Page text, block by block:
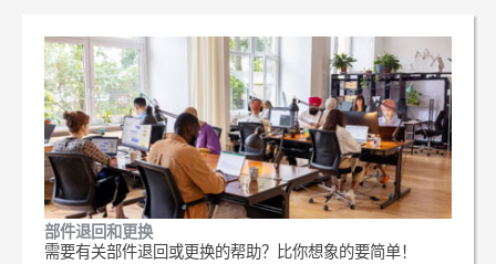
部件退回和更换
需要有关部件退回或更换的帮助？比你想象的要简单！